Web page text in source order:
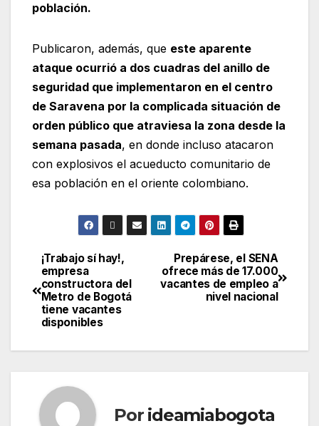
población.
Publicaron, además, que este aparente
ataque ocurrió a dos cuadras del anillo de
seguridad que implementaron en el centro
de Saravena por la complicada situación de
orden público que atraviesa la zona desde la
semana pasada, en donde incluso atacaron
con explosivos el acueducto comunitario de
esa población en el oriente colombiano.
Prepárese, el SENA
ofrece más de 17.000
vacantes de empleo a
nivel nacional
¡Trabajo sí hay!,
empresa
constructora del
Metro de Bogotá
tiene vacantes
disponibles
Por ideamiabogota